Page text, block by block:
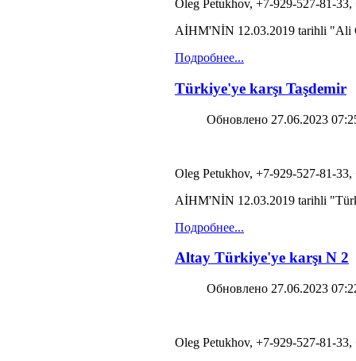
Oleg Petukhov, +7-929-527-81-
AİHM'NİN 12.03.2019 tarihli "Ali
Подробнее...
Türkiye'ye karşı Taşdemir
Обновлено 27.06.2023
Oleg Petukhov, +7-929-527-81-
AİHM'NİN 12.03.2019 tarihli
Подробнее...
Altay Türkiye'ye karşı N 2
Обновлено 27.06.2023
Oleg Petukhov, +7-929-527-81-